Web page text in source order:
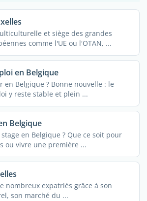
et siège des grandes
comme l'UE ou l'OTAN, ...
en Belgique
en Belgique ? Bonne nouvelle : le
y reste stable et plein ...
Belgique
en Belgique ? Que ce soit pour
ou vivre une première ...
nombreux expatriés grâce à son
son marché du ...